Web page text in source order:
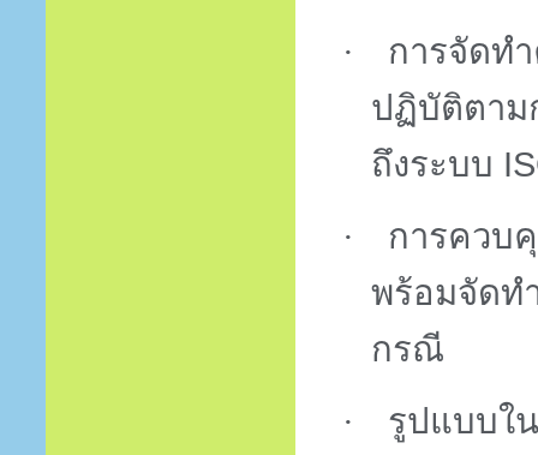
·
การจัดท
ปฏิบัติตาม
ถึงระบบ
·
การควบ
พร้อมจัดท
กรณี
·
รูปแบบใ